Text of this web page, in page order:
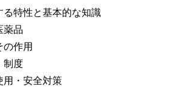
特性と基本的な知識
薬品
作用
制度
・安全対策